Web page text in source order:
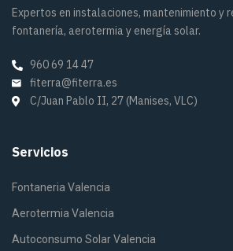
Expertos en instalaciones, mantenimiento y
fontanería, aerotermia y energía solar.
960 69 14 47
fiterra@fiterra.es
C/Juan Pablo II, 27 (Manises, VLC)
Servicios
Fontaneria Valencia
Aerotermia Valencia
Autoconsumo Solar Valencia